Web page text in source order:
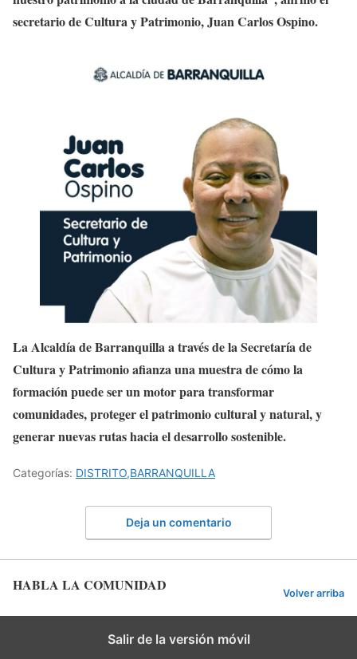
secretario de Cultura y Patrimonio, Juan Carlos Ospino.
La Alcaldía de Barranquilla a través de la Secretaría de
Cultura y Patrimonio afianza una muestra de cómo la
formación puede ser un motor para transformar
comunidades, proteger el patrimonio cultural y natural, y
generar nuevas rutas hacia el desarrollo sostenible.
Categorías: DISTRITO,BARRANQUILLA
Deja un comentario
HABLA LA COMUNIDAD Volver arriba
Salir de la versión móvil